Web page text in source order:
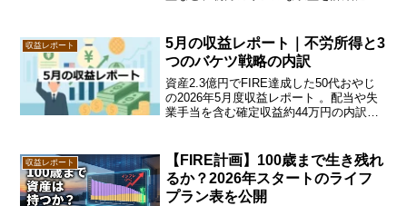
収益レポート
5月の収益レポート｜不労所得と3
つのバケツ戦略の内訳
資産2.3億円でFIRE達成した50代おやじ
の2026年5月度収益レポート 。配当や失
業手当を含む確定収益約44万円の内訳
ルなお金事情を知りたい方は必見です 。
収益レポート
【FIRE計画】100歳まで生き残れ
るか？2026年スタートのライフ
プラン表を公開